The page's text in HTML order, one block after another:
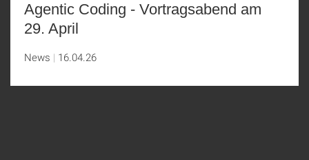
Agentic Coding - Vortragsabend am
29. April
News 16.04.26